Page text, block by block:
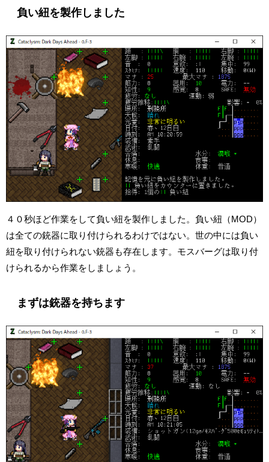
負い紐を製作しました
４０秒ほど作業をして負い紐を製作しました。負い紐（MOD）
は全ての銃器に取り付けられるわけではない。世の中には負い
紐を取り付けられない銃器も存在します。モスバーグは取り付
けられるから作業をしましょう。
まずは銃器を持ちます